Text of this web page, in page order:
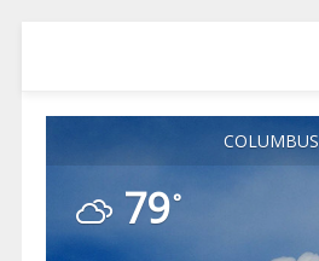
COLUMBUS
79°